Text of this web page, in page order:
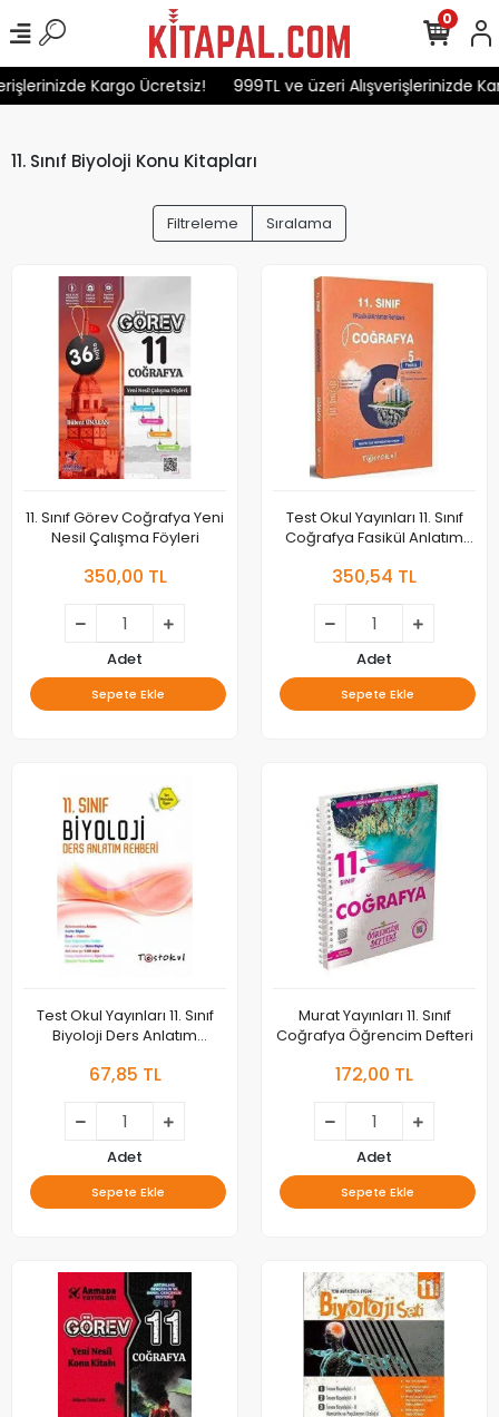
Kargo Ücretsiz! 999TL ve üzeri Alışverişlerinizde
0
11. Sınıf Biyoloji Konu Kitapları
Filtreleme Sıralama
11. Sınıf Görev Coğrafya Yeni
Nesil Çalışma Föyleri
350,00 TL
Adet
Sepete Ekle
Test Okul Yayınları 11. Sınıf
Coğrafya Fasikül Anlatım
350,54 TL
Adet
Sepete Ekle
Test Okul Yayınları 11. Sınıf
Biyoloji Ders Anlatım
67,85 TL
Adet
Sepete Ekle
Murat Yayınları 11. Sınıf
Coğrafya Öğrencim Defteri
172,00 TL
Adet
Sepete Ekle